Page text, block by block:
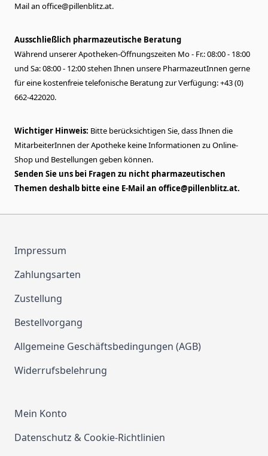
Mail an office@pillenblitz.at.
Ausschließlich pharmazeutische Beratung
Während unserer Apotheken-Öffnungszeiten Mo - Fr.: 08:00 - 18:00
und Sa: 08:00 - 12:00 stehen Ihnen unsere PharmazeutInnen gerne
für eine kostenfreie telefonische Beratung zur Verfügung: +43 (0)
662-422020.
Wichtiger Hinweis: Bitte berücksichtigen Sie, dass Ihnen die
MitarbeiterInnen der Apotheke keine Informationen zu Online-
Shop und Bestellungen geben können.
Senden Sie uns bei Fragen zu nicht pharmazeutischen
Themen deshalb bitte eine E-Mail an office@pillenblitz.at.
Impressum
Zahlungsarten
Zustellung
Bestellvorgang
Allgemeine Geschäftsbedingungen (AGB)
Widerrufsbelehrung
Mein Konto
Datenschutz & Cookie-Richtlinien